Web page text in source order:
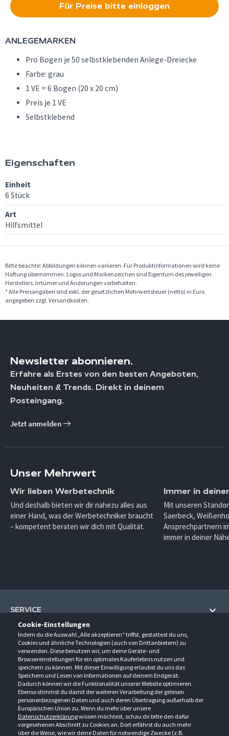
Cookie-Einstellungen
Indem du die Auswahl „Alle akzeptieren“ triffst, gestattest du uns,
Cookies und ähnliche Technologien (auch von Drittanbietern) zu
verwenden. Diese benutzen wir, um deine Geräte- und
Browsereinstellungen für ein optimales Kauferlebnis nutzen und
speichern zu können. Mit dieser Einwilligung erlaubst du uns das
Speichern und Lesen von Informationen auf deinem Endgerät.
Dadurch können wir die Funktionalität unserer Website optimieren.
Ebenso stimmst du damit der weiteren Verarbeitung der gelesen
personenbezogenen Daten und auch deren Übertragung außerhalb der
Europäischen Union zu. Wenn du mehr über unsere
Datenschutzerklärungwissen möchtest, schau dir bitte den dafür
vorgesehenen Abschnitt zu Cookies an. Dort erfährst du auch mehr
über die Weise, wie wir deine Daten für notwendige Zwecke (z.B.
Für Preise bitte einloggen
ANLEGEMARKEN
Pro Bogen je 50 selbstklebenden Anlege-Dreiecke
Farbe: grau
1 VE = 6 Bogen (20 x 20 cm)
Preis je 1 VE
Selbstklebend
Eigenschaften
Einheit
6 Stück
Art
Hilfsmittel
Bitte beachte: Abbildungen können variieren. Für Produktinformationen wird keine
Haftung übernommen. Logos und Markenzeichen sind Eigentum des jeweiligen
Herstellers. Irrtümer und Änderungen vorbehalten.
* Alle Preisangaben sind exkl. der gesetzlichen Mehrwertsteuer (netto) in Euro
angegeben zzgl. Versandkosten.
Newsletter abonnieren.
Erfahre als Erstes von den besten Angeboten,
Neuheiten & Trends. Direkt in deinem
Posteingang.
Jetzt anmelden
Unser Mehrwert
Wir lieben Werbetechnik
Und deshalb bieten wir dir nahezu alles aus
einer Hand, was der Werbetechniker braucht
– kompetent beraten wir dich mit Qualität.
Immer in
Mit unseren
Saerbeck,
Ansprechpartnern
immer in deiner
SERVICE
Hilfe und Information
Fragen und Antworten (FAQ)
Kontakt
Newsletter
Events
Downloads
Kataloge
UNTERNEHMEN
Über uns
Anfahrt
Ansprechpartner
Außendienstbesuch
Jobs & Ausbildung
Retouren/Reklamationen
KONTAKT
Gröner-Schulze GmbH
Sarirstraße 5
12529 Schönefeld
Berlin-Schönefeld: +49 30 68 29 54-0
Saerbeck: +49 2574 88750-0
ÖFFNUNGSZEITEN
Montag - Donnerstag
9:00 - 17:00
Freitag
9:00 - 15:00
FOLGE UNS